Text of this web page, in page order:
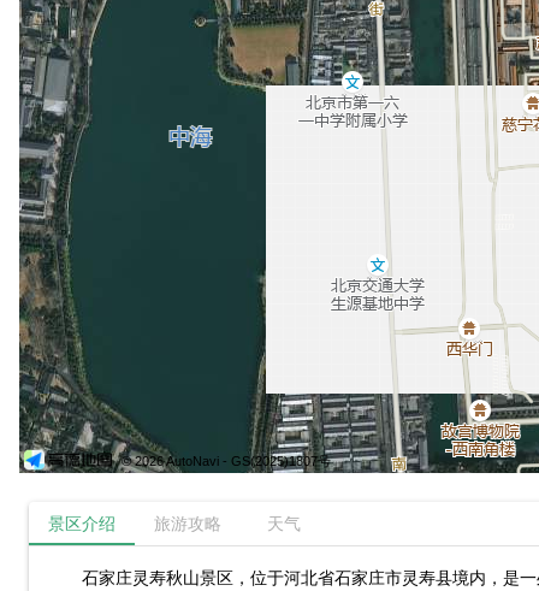
© 2026 AutoNavi - GS(2025)1807号
景区介绍 旅游攻略 天气
石家庄灵寿秋山景区，位于河北省石家庄市灵寿县境内，是